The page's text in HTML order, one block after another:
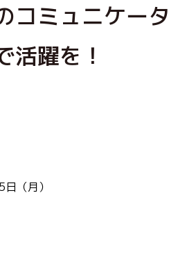
コミュニケー
活躍を！
（月）